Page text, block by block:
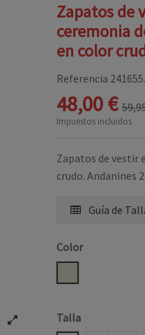
Zapatos de
ceremonia
en color
Referencia
48,00 €
Impuestos incluidos
Zapatos de vestir
crudo. Andanines
Guía de
Color
Talla